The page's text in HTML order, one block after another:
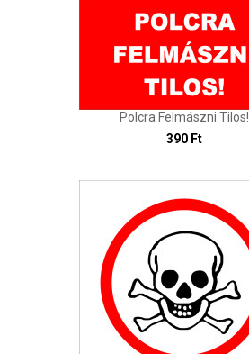
Polcra Felmászni Tilos!
390 Ft